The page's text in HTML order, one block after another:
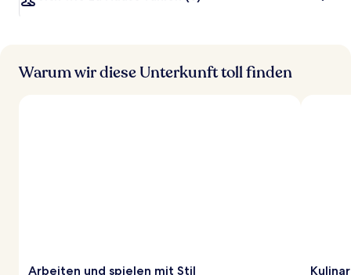
Warum wir diese Unterkunft toll finden
Arbeiten und spielen mit Stil